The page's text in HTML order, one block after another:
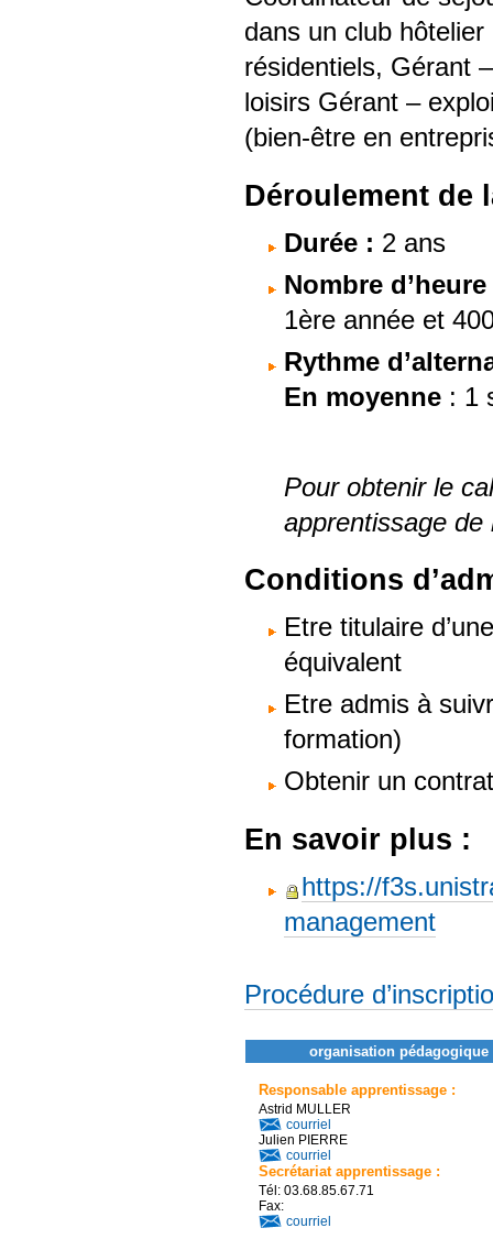
dans un club
résidentiels, Gérant
loisirs Gérant –
(bien-être en
Déroulement de
Durée : 2 ans
Nombre
1ère année et
Rythme
En moyenne: 1
Pour obtenir le
apprentissage de
Conditions
Etre titulaire
équivalent
Etre admis à
formation)
Obtenir un
En savoir plus :
https://
management
Procédure
organisation
Responsable apprentissage :
Astrid MULLER
courriel
Julien PIERRE
courriel
Secrétariat apprentissage :
Tél: 03.68.85.67.71
Fax:
courriel